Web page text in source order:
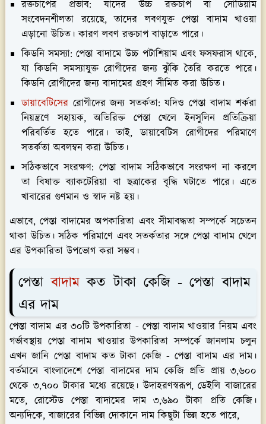
রক্তচাপের প্রভাব: যাদের উচ্চ রক্তচাপ বা সোডিয়াম
সংবেদনশীলতা রয়েছে, তাদের লবণযুক্ত পেস্তা বাদাম খাওয়া
এড়ানো উচিত। কারণ লবণ রক্তচাপ বাড়াতে পারে।
কিডনি সমস্যা: পেস্তা বাদামে উচ্চ পটাশিয়াম এবং ফসফরাস থাকে,
যা কিডনি সমস্যাযুক্ত রোগীদের জন্য ঝুঁকি তৈরি করতে পারে।
কিডনি রোগীদের জন্য বাদামের গ্রহণ সীমিত করা উচিত।
ডায়াবেটিসের রোগীদের জন্য সতর্কতা: যদিও পেস্তা বাদাম শর্করা
নিয়ন্ত্রণে সহায়ক, অতিরিক্ত পেস্তা খেলে ইনসুলিন প্রতিক্রিয়া
পরিবর্তিত হতে পারে। তাই, ডায়াবেটিস রোগীদের পরিমাণে
সতর্কতা অবলম্বন করা উচিত।
সঠিকভাবে সংরক্ষণ: পেস্তা বাদাম সঠিকভাবে সংরক্ষণ না করলে
তা বিষাক্ত ব্যাকটেরিয়া বা ছত্রাকের বৃদ্ধি ঘটাতে পারে। এতে
খাবারের গুণমান ও স্বাদ নষ্ট হয়।
এভাবে, পেস্তা বাদামের অপকারিতা এবং সীমাবদ্ধতা সম্পর্কে সচেতন
থাকা উচিত। সঠিক পরিমাণে এবং সতর্কতার সঙ্গে পেস্তা বাদাম খেলে
এর উপকারিতা উপভোগ করা সম্ভব।
পেস্তাবাদামকত টাকা কেজি - পেস্তা বাদাম
এর দাম
পেস্তা বাদাম এর ৩০টি উপকারিতা - পেস্তা বাদাম খাওয়ার নিয়ম এবং
গর্ভাবস্থায় পেস্তা বাদাম খাওয়ার উপকারিতা সম্পর্কে জানলাম চলুন
এখন জানি পেস্তা বাদাম কত টাকা কেজি - পেস্তা বাদাম এর দাম।
বর্তমানে বাংলাদেশে পেস্তা বাদামের দাম কেজি প্রতি প্রায় ৩,৬০০
থেকে ৩,৭০০ টাকার মধ্যে রয়েছে। উদাহরণস্বরূপ, ডেইলি বাজারের
মতে, রোস্টেড পেস্তা বাদামের দাম ৩,৬৯০ টাকা প্রতি কেজি​।
অন্যদিকে, বাজারের বিভিন্ন দোকানে দাম কিছুটা ভিন্ন হতে পারে,